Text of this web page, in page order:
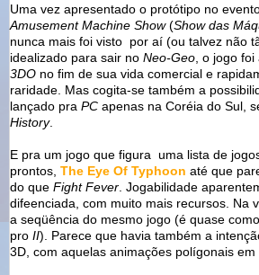
Uma vez apresentado o protótipo no
Amusement Machine Show(Show das
nunca mais foi visto por aí (ou talvez não
idealizado para sair no Neo-Geo , o jogo
3DO no fim de sua vida comercial e
raridade. Mas cogita-se também a
lançado pra PC apenas na Coréia do Sul,
History.
E pra um jogo que figura uma lista de
prontos, The Eye Of Typhoon até que
do que Fight Fever . Jogabilidade
difeenciada, com muito mais recursos. Na
a seqüência do mesmo jogo (é quase
pro II). Parece que havia também a
3D, com aquelas animações polígonais em